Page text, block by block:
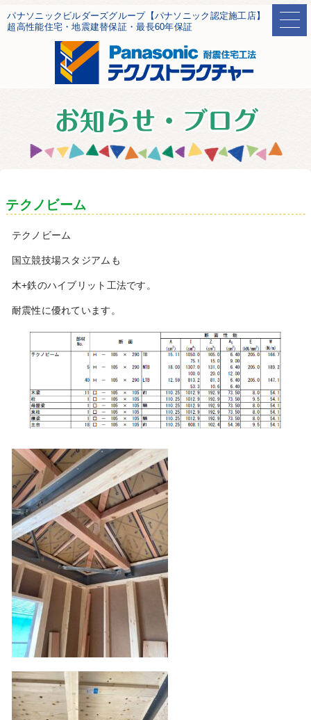
パナソニックビルダーズグループ【パナソニック認定施工店】
超高性能住宅・地震建替保証・最長60年保証
テクノビーム
テクノビーム
国立競技場スタジアムも
木+鉄のハイブリット工法です。
耐震性に優れています。